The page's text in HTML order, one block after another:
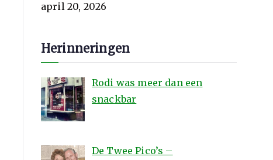
april 20, 2026
Herinneringen
Rodi was meer dan een
snackbar
De Twee Pico’s –